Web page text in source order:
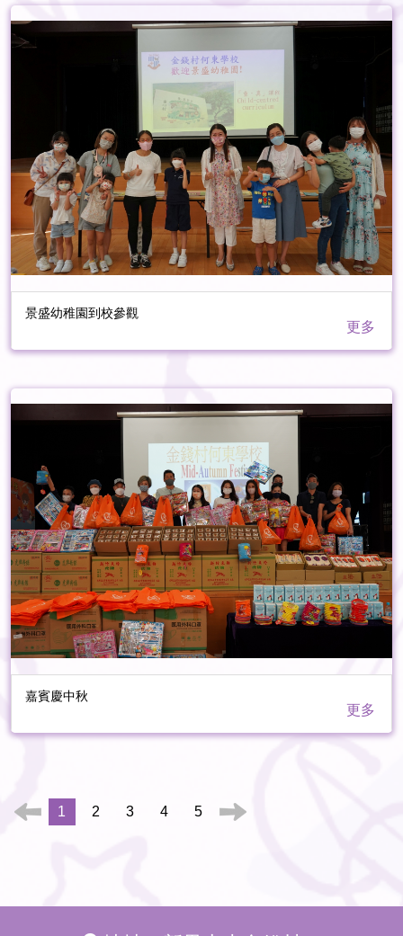
景盛幼稚園到校參觀
更多
嘉賓慶中秋
更多
1 2 3 4 5